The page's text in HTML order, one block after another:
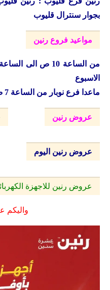
بجوار سنترال قليوب
مواعيد فروع رنين
الاسبوع
ماعدا فرع نوبار من الساعة 7 ص والجمعة من 10 ص
عروض رنين
عروض رنين اليوم
عروض رنين للاجهزة الكهربائية
واليكم